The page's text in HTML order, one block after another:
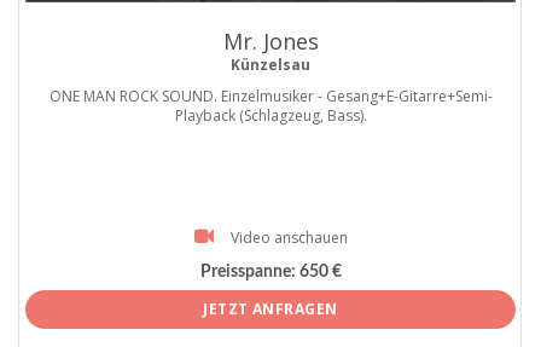
Mr. Jones
Künzelsau
ONE MAN ROCK SOUND. Einzelmusiker - Gesang+E-Gitarre+Semi-
Playback (Schlagzeug, Bass).
Video anschauen
Preisspanne: 650 €
JETZT ANFRAGEN